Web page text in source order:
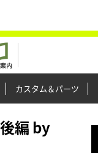
カスタム＆パーツ
編 by